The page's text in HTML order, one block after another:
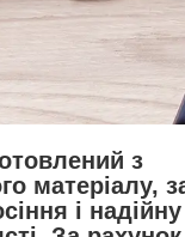
з
матеріалу,
і